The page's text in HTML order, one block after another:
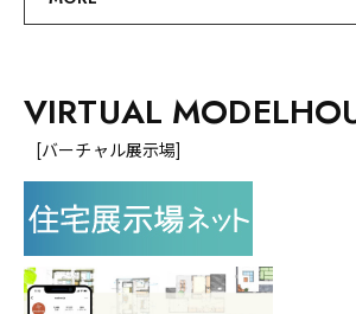
VIRTUAL
[バーチャル展示場]